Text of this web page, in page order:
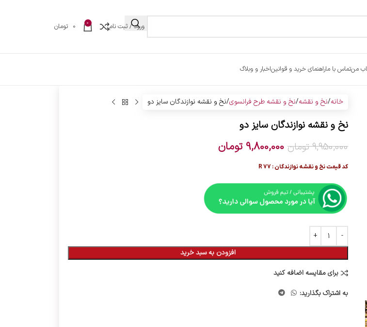
ورود / ثبت نام 0
0 تومان
منتماس با ماراهنمای خرید و قوانیناخبار و وبلاگ
خانه نخ و نقشه نخ و نقشه طرح فرانسوی نخ و نقشه نوازندگان سایز دو
نخ و نقشه نوازندگان سایز دو
9,950,000 تومان 9,800,000 تومان
کد قیمت نخ و نقشه نوازندگان : R 77
افزودن به سبد خرید
برای مقایسه اضافه کنید
به اشتراک بگذارید: